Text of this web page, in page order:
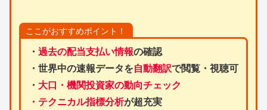
ここがおすすめポイント！
・ 過去の配当支払い情報の確認
・世界中の速報データを自動翻訳で閲覧・視聴可
・ 大口・機関投資家の動向チェック
・テクニカル指標分析が超充実